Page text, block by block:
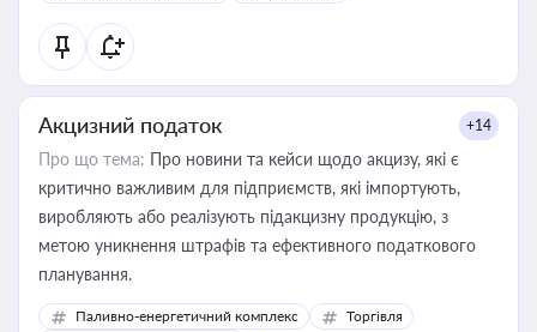
Акцизний податок +14
Про що тема: Про новини та кейси щодо акцизу, які є
критично важливим для підприємств, які імпортують,
виробляють або реалізують підакцизну продукцію, з
метою уникнення штрафів та ефективного податкового
планування.
Паливно-енергетичний комплекс
Торгівля